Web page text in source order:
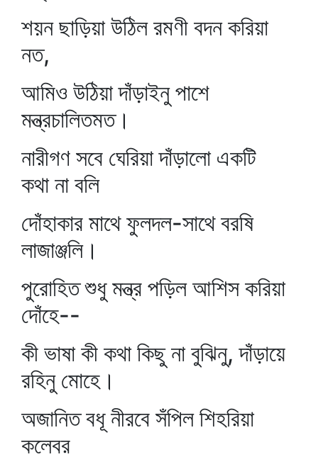
শয়ন ছাড়িয়া উঠিল রমণী বদন করিয়া
নত,
আমিও উঠিয়া দাঁড়াইনু পাশে
মন্ত্রচালিতমত।
নারীগণ সবে ঘেরিয়া দাঁড়ালো একটি
কথা না বলি
দোঁহাকার মাথে ফুলদল-সাথে বরষি
লাজাঞ্জলি।
পুরোহিত শুধু মন্ত্র পড়িল আশিস করিয়া
দোঁহে--
কী ভাষা কী কথা কিছু না বুঝিনু, দাঁড়ায়ে
রহিনু মোহে।
অজানিত বধূ নীরবে সঁপিল শিহরিয়া
কলেবর